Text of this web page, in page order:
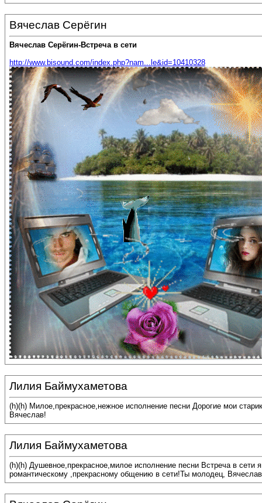
Вячеслав Серёгин
Вячеслав Серёгин-Встреча в сети
http://www.bisound.com/index.php?nam...le&id=10410328
Лилия Баймухаметова
(h)(h) Милое,прекрасное,нежное исполнение песни Дорогие мои
Вячеслав!
Лилия Баймухаметова
(h)(h) Душевное,прекрасное,милое исполнение песни Встреча в
романтическому ,прекрасному общению в сети!Ты молодец,